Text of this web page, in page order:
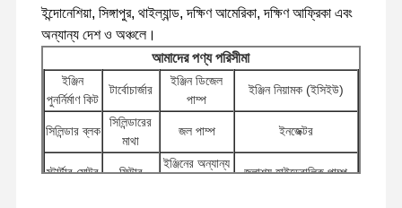
ইন্দোনেশিয়া, সিঙ্গাপুর, থাইল্যান্ড, দক্ষিণ আমেরিকা, দক্ষিণ আফ্রিকা এবং
অন্যান্য দেশ ও অঞ্চলে।
আমাদের পণ্য পরিসীমা
ইঞ্জিন
পুনর্নির্মাণ কিট
টার্বোচার্জার
ইঞ্জিন ডিজেল
পাম্প
ইঞ্জিন নিয়ামক (ইসিইউ)
সিলিন্ডার ব্লক
সিলিন্ডারের
মাথা
জল পাম্প ইনজেক্টর
স্টার্টার মোটর ফিল্টার
ইঞ্জিনের অন্যান্য
জলাশয় হাইড্রোলিক পাম্প